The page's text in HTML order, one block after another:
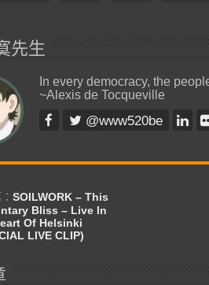
先生
In every democracy, the
~Alexis de Tocqueville
@www520be
SOILWORK – This
Bliss – Live In
Of Helsinki
LIVE CLIP)